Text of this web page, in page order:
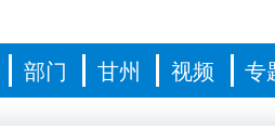
部门 甘州 视频 专